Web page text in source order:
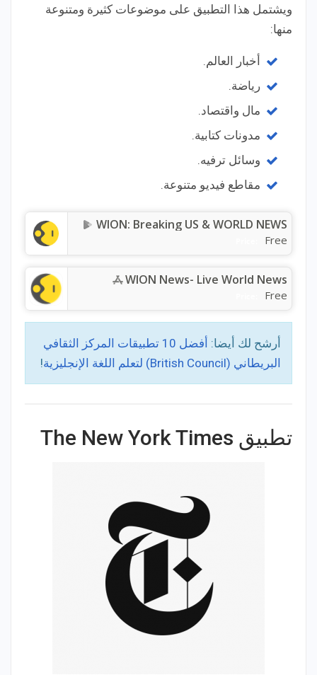
ويشتمل هذا التطبيق على موضوعات كثيرة ومتنوعة
منها:
أخبار العالم.
رياضة.
مال واقتصاد.
مدونات كتابية.
وسائل ترفيه.
مقاطع فيديو متنوعة.
WION: Breaking US & WORLD NEWS
Free
WION News- Live World News
Free
أرشح لك أيضا:
أفضل 10 تطبيقات المركز الثقافي
البريطاني (British Council) لتعلم اللغة الإنجليزية
!
تطبيق The New York Times